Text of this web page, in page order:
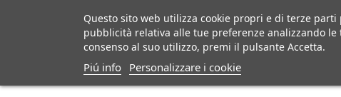
Questo sito web utilizza cookie propri e di terze
pubblicità relativa alle tue preferenze analizzando
consenso al suo utilizzo, premi il pulsante Accetta.
Piú info Personalizzare i cookie